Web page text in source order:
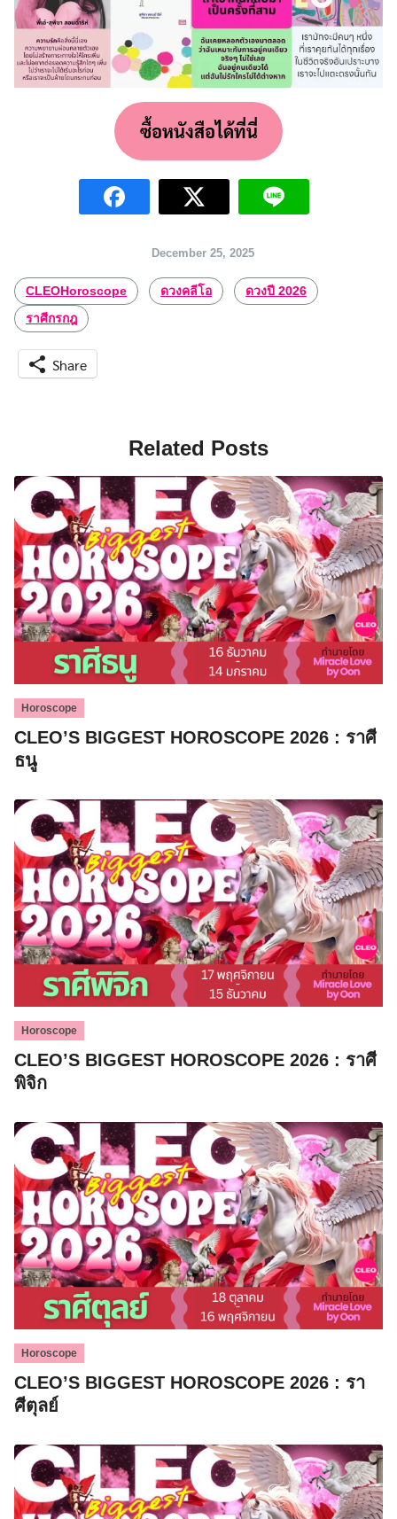
for:
ซื้อหนังสือได้ที่นี่
December 25, 2025
CLEOHoroscope ดวงคลีโอ
ดวงปี 2026
ราศีกรกฎ
Share
Related Posts
Horoscope
CLEO’S BIGGEST HOROSCOPE 2026 : ราศี
ธนู
Horoscope
CLEO’S BIGGEST HOROSCOPE 2026 : ราศี
พิจิก
Horoscope
CLEO’S BIGGEST HOROSCOPE 2026 : รา
ศีตุลย์